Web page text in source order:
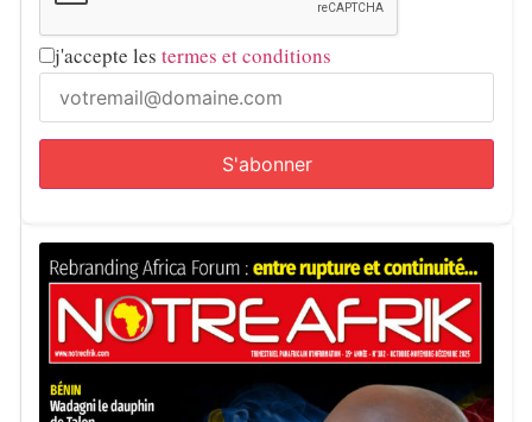
j'accepte les termes et conditions